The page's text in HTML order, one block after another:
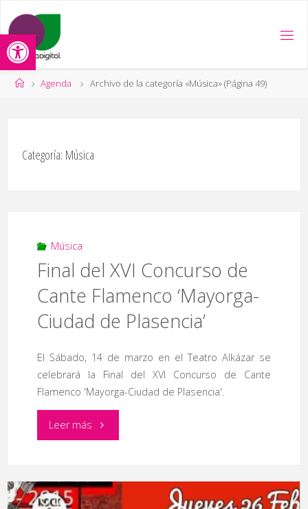
Abrir barra de herramientas
contenido
PáginaAgenda Archivo de la categoría «Música»(Página 49)
Categoría: Música
Música
Final del XVI Concurso de
Cante Flamenco ‘Mayorga-
Ciudad de Plasencia’
El Sábado, 14 de marzo en el Teatro Alkázar se
celebrará la Final del XVI Concurso de Cante
Flamenco 'Mayorga-Ciudad de Plasencia'.
Leer más"Final
XVI